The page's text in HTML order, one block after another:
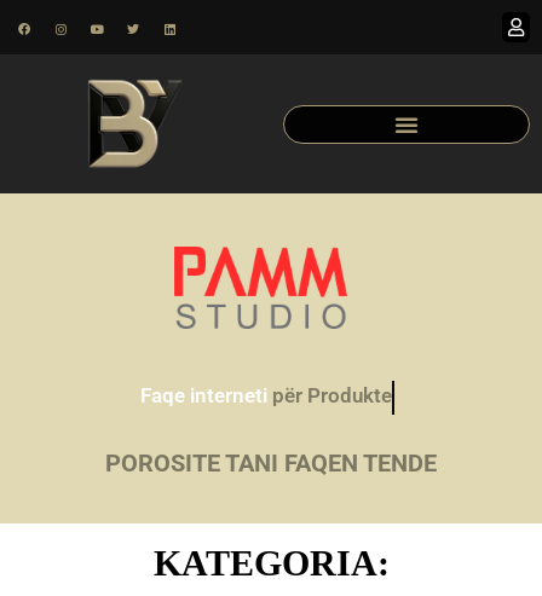
Faqe interneti për Prona
POROSITE TANI FAQEN TENDE
KATEGORIA: